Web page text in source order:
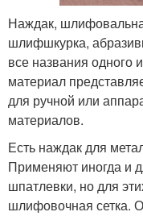
Наждак,
шлифшкурка,
все названия одного
материал
для ручной или
материалов.
Есть наждак для
Применяют иногда и
шпатлевки, но для
шлифовочная сетка.